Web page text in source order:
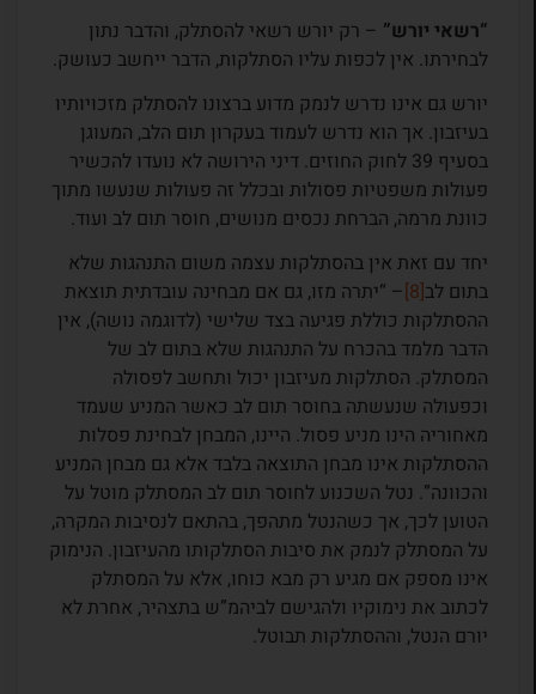
“רשאי יורש”– רק יורש רשאי להסתלק, והדבר נתון
לבחירתו. אין לכפות עליו הסתלקות, הדבר ייחשב כעושק.
יורש גם אינו נדרש לנמק מדוע ברצונו להסתלק מזכויותיו
בעיזבון. אך הוא נדרש לעמוד בעקרון תום הלב, המעוגן
בסעיף 39 לחוק החוזים. דיני הירושה לא נועדו להכשיר
פעולות משפטיות פסולות ובכלל זה פעולות שנעשו מתוך
כוונת מרמה, הברחת נכסים מנושים, חוסר תום לב ועוד.
יחד עם זאת אין בהסתלקות עצמה משום התנהגות שלא
בתום לב[8] – “יתרה מזו, גם אם מבחינה עובדתית תוצאת
ההסתלקות כוללת פגיעה בצד שלישי (לדוגמה נושה), אין
הדבר מלמד בהכרח על התנהגות שלא בתום לב של
המסתלק. הסתלקות מעיזבון יכול ותחשב לפסולה
וכפעולה שנעשתה בחוסר תום לב כאשר המניע שעמד
מאחוריה הינו מניע פסול. היינו, המבחן לבחינת פסלות
ההסתלקות אינו מבחן התוצאה בלבד אלא גם מבחן המניע
והכוונה”. נטל השכנוע לחוסר תום לב המסתלק מוטל על
הטוען לכך, אך כשהנטל מתהפך, בהתאם לנסיבות המקרה,
על המסתלק לנמק את סיבות הסתלקותו מהעיזבון. הנימוק
אינו מספק אם מגיע רק מבא כוחו, אלא על המסתלק
לכתוב את נימוקיו ולהגישם לביהמ”ש בתצהיר, אחרת לא
יורם הנטל, וההסתלקות תבוטל.